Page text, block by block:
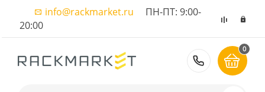
info@rackmarket.ru ПН-ПТ: 9:00-
20:00
8 (495)
0